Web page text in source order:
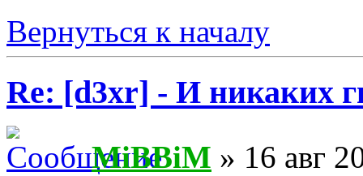
Вернуться к началу
Re: [d3xr] - И никаких
MiBBiM » 16 авг